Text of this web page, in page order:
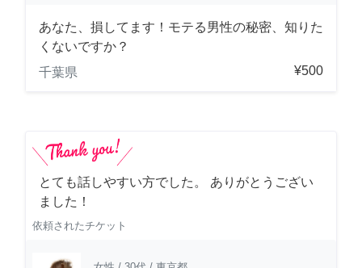
あなた、損してます！モテる男性の秘密、知りた
くないですか？
千葉県
¥500
とても話しやすい方でした。 ありがとうござい
ました！
依頼されたチケット